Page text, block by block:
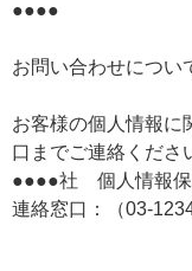
●●●●
お問い合わせについ
お客様の個人情報に
口までご連絡くださ
●●●●社 個人情報保
連絡窓口：（03-